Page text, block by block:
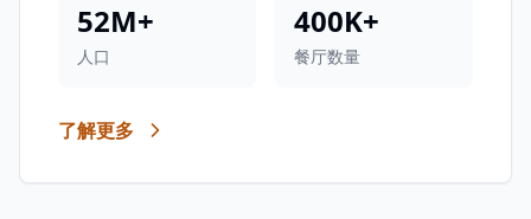
52M+
人口
400K+
餐厅数量
了解更多